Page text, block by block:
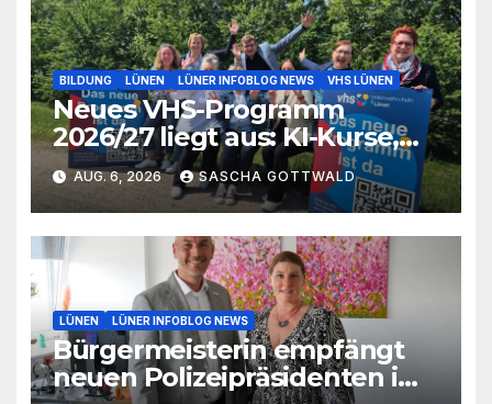
BILDUNG LÜNEN LÜNER INFOBLOG NEWS VHS LÜNEN
Neues VHS-Programm
2026/27 liegt aus: KI-Kurse,
IGA-Guides und neue
Formate
AUG. 6, 2026 SASCHA GOTTWALD
LÜNEN LÜNER INFOBLOG NEWS
Bürgermeisterin empfängt
neuen Polizeipräsidenten im